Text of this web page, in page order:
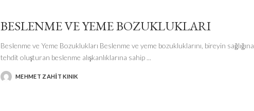
BESLENME VE YEME BOZUKLUKLARI
Beslenme ve Yeme Bozuklukları Beslenme ve yeme bozukluklarını, bireyin sağlığına
tehdit oluşturan beslenme alışkanlıklarına sahip ...
POSTEDMEHMET ZAHIT KINIK